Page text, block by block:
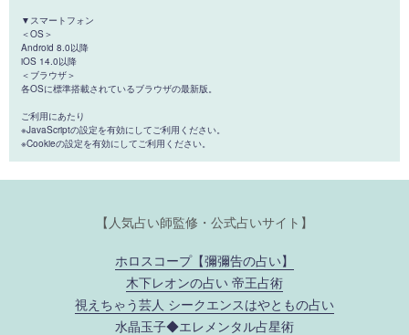
▼スマートフォン
＜OS＞
Android 8.0以降
iOS 14.0以降
＜ブラウザ＞
各OSに標準搭載されているブラウザの最新版。
ご利用にあたり
※JavaScriptの設定を有効にしてご利用ください。
※Cookieの設定を有効にしてご利用ください。
【人気占い師監修・公式占いサイト】
ホロスコープ【彌彌告の占い】
木下レオンの占い 帝王占術
視えちゃう芸人 シークエンスはやともの占い
水晶玉子◆エレメンタル占星術